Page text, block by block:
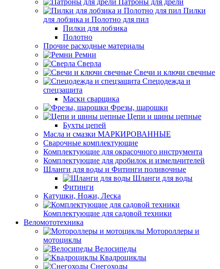
Патроны для дрели
Пилки
для лобзика и Полотно для пил
Пилки для лобзика
Полотно
Прочие расходные материалы
Ремни
Сверла
Свечи и ключи свечные
Спецодежда и
спецзащита
Маски сварщика
Фрезы, шарошки
Цепи и шины цепные
Бухты цепей
Масла и смазки МАРКИРОВАННЫЕ
Сварочные комплектующие
Комплектующие для окрасочного инструмента
Комплектующие для дробилок и измельчителей
Шланги для воды и Фитинги поливочные
Шланги для воды
Фитинги
Катушки, Ножи, Леска
Комплектующие для садовой техники
Веломототехника
Мотороллеры и
мотоциклы
Велосипеды
Квадроциклы
Снегоходы